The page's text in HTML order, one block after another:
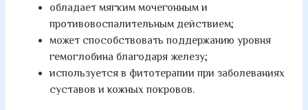
обладает мягким мочегонным и
противовоспалительным действием;
может способствовать поддержанию уровня
гемоглобина благодаря железу;
используется в фитотерапии при заболеваниях
суставов и кожных покровов.